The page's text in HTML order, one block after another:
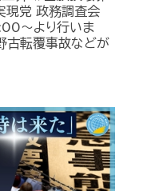
党 政務調査会
〜より行いま
古転覆事故などが